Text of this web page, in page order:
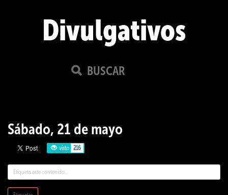
Divulgativos
Sábado, 21 de mayo
visto 216